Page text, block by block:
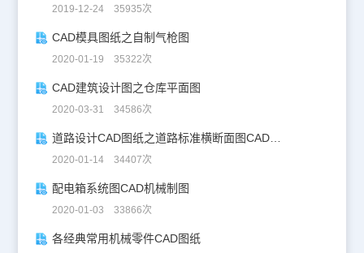
2019-12-24 35935次
CAD模具图纸之自制气枪图
2020-01-19 35322次
CAD建筑设计图之仓库平面图
2020-03-31 34586次
道路设计CAD图纸之道路标准横断面图CAD图纸
2020-01-14 34407次
配电箱系统图CAD机械制图
2020-01-03 33866次
各经典常用机械零件CAD图纸